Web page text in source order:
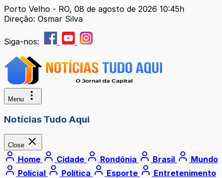
Porto Velho - RO, 08 de agosto de 2026 10:45h
Direção: Osmar Silva
Siga-nos:
Menu
Notícias Tudo Aqui
Close
Home Cidade Rondônia Brasil
Mundo
Policial
Política Esporte
Entretenimento